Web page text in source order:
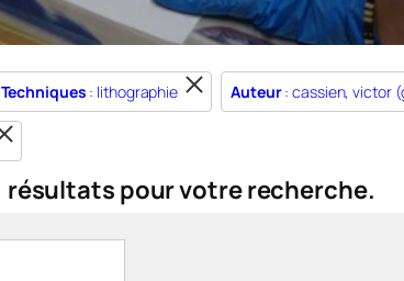
Techniques : lithographie Auteur: cassien, victor
résultats pour votre recherche.